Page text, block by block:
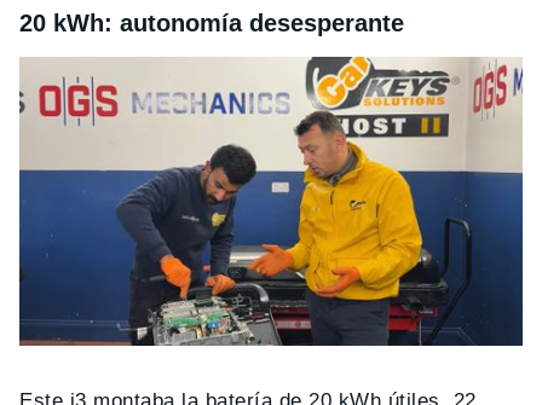
20 kWh: autonomía desesperante